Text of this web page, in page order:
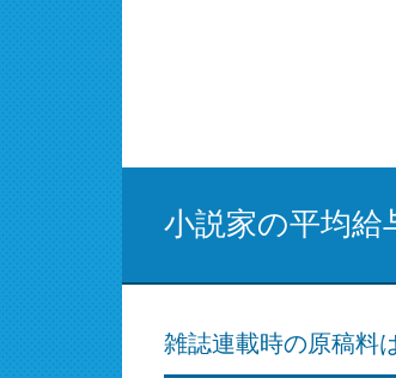
小説家の平均給
雑誌連載時の原稿料